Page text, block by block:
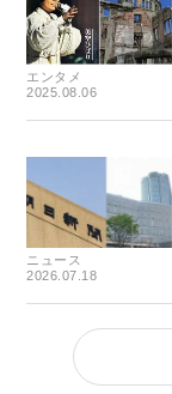
エンタメ
2025.08.06
ニュース
2026.07.18